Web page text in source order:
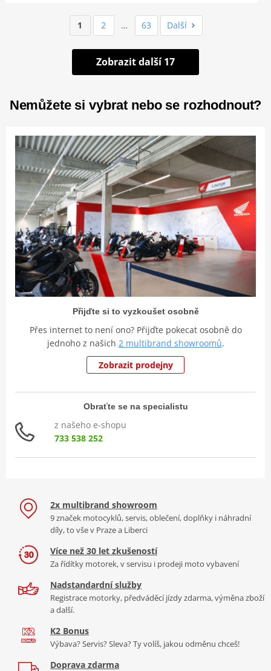
1 2 … 63 Další
Zobrazit další 17
Nemůžete si vybrat nebo se rozhodnout?
Přijďte si to vyzkoušet osobně
Přes internet to není ono? Přijďte pokecat osobně do
jednoho z našich 2 multibrand showroomů.
Zobrazit prodejny
Obraťte se na specialistu
z našeho e-shopu
733 538 252
2x multibrand showroom
9 značek motocyklů, servis, oblečení, doplňky i náhradní
díly, to vše v Praze a Liberci
Více než 30 let zkušeností
Za řídítky motorek, v servisu i prodeji moto vybavení
Nadstandardní služby
Registrace motorky, předváděcí jízdy zdarma, výměna zboží
a další.
K2 Bonus
Výbava? Servis? Sleva? Ty volíš, jakou odměnu chceš!
Doprava zdarma